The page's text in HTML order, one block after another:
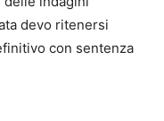
devo ritenersi
con sentenza